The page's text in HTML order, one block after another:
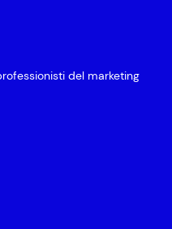
del marketing